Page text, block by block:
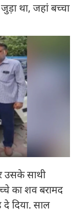
था, जहां बच्चा
उसके साथी
का शव बरामद
दिया. साल